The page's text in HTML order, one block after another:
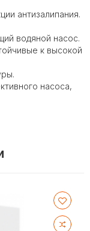
антизалипания.
водяной насос.
к высокой
насоса,